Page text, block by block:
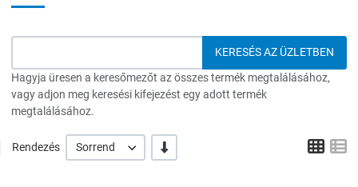
Hagyja üresen a keresőmezőt az összes termék megtalálásához,
vagy adjon meg keresési kifejezést egy adott termék
megtalálásához.
Rendezés Sorrend -/+ Grid